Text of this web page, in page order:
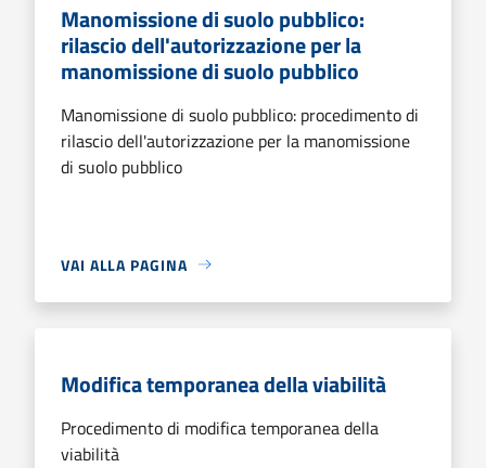
Manomissione di suolo pubblico:
rilascio dell'autorizzazione per la
manomissione di suolo pubblico
Manomissione di suolo pubblico: procedimento di
rilascio dell'autorizzazione per la manomissione
di suolo pubblico
VAI ALLA PAGINA
Modifica temporanea della viabilità
Procedimento di modifica temporanea della
viabilità